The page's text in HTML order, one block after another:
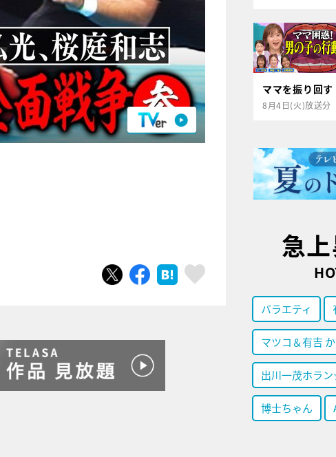
ツイートシェア はてブ
ママを振り回
8月4日(火)放送分
急
バラエティ
マツコ＆有吉
出川一茂ホラ
博士ちゃん